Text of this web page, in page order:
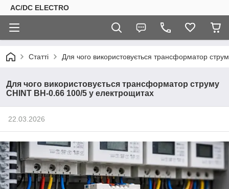
AC/DC ELECTRO
Статті Для чого використовується трансформатор
Для чого використовується трансформатор струму
CHINT BH-0.66 100/5 у електрощитах
22.03.2026